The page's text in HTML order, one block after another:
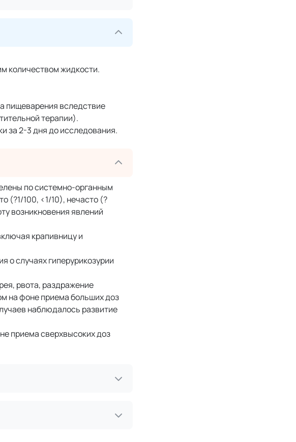
количеством жидкости.
пищеварения вследствие
терапии).
за 2-3 дня до исследования.
по системно-органным
(?1/100, <1/10), нечасто (?
возникновения явлений
крапивницу и
о случаях гиперурикозурии
рвота, раздражение
на фоне приема больших доз
наблюдалось развитие
приема сверхвысоких доз